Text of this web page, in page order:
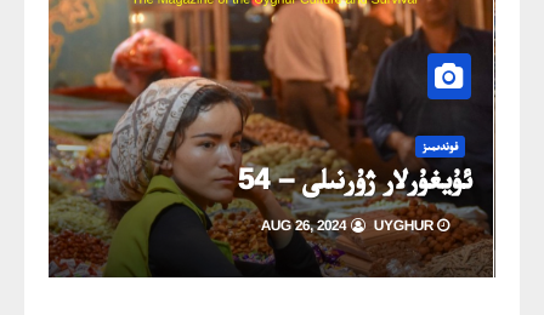
فوندىمىز
ئۇيغۇرلار ژۇرنىلى – 54
AUG 26, 2024 UYGHUR